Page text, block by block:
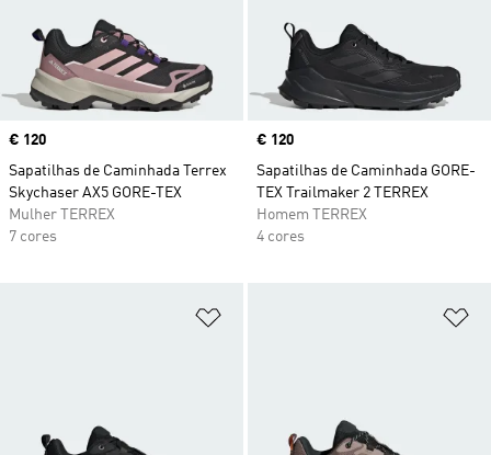
Price
€ 120
Sapatilhas de Caminhada Terrex
Skychaser AX5 GORE-TEX
Mulher TERREX
7 cores
Price
€ 120
Sapatilhas de Caminhada GORE-
TEX Trailmaker 2 TERREX
Homem TERREX
4 cores